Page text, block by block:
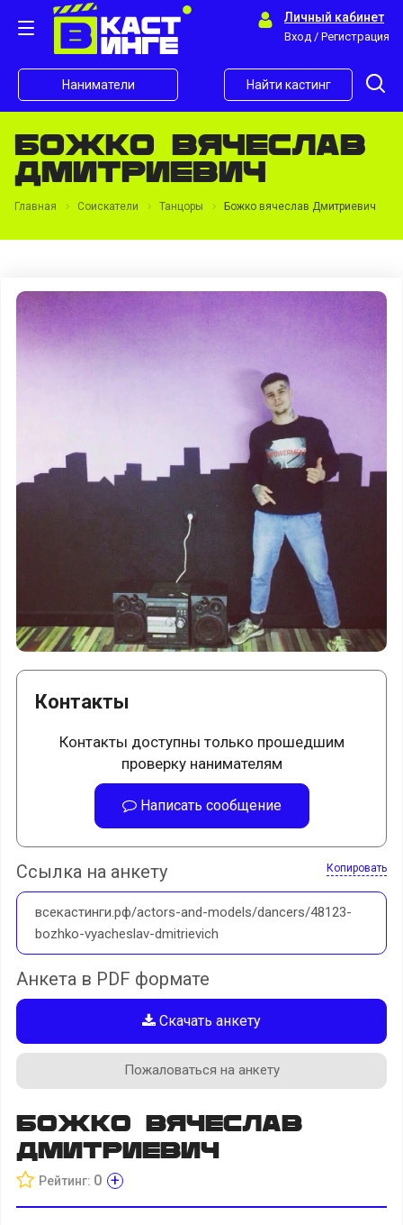
Личный кабинет
Вход / Регистрация
Наниматели Найти кастинг
Божко вячеслав
Дмитриевич
Главная Соискатели Танцоры Божко вячеслав Дмитриевич
Контакты
Контакты доступны только прошедшим
проверку нанимателям
Написать сообщение
Ссылка на анкету Копировать
всекастинги.рф/actors-and-models/dancers/48123-
bozhko-vyacheslav-dmitrievich
Анкета в PDF формате
Скачать анкету
Пожаловаться на анкету
Божко вячеслав
Дмитриевич
Рейтинг: 0 +